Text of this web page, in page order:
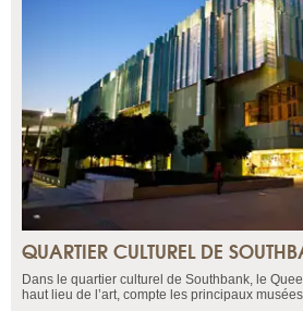
QUARTIER CULTUREL DE
Dans le quartier culturel de Southbank, le
haut lieu de l’art, compte les principaux